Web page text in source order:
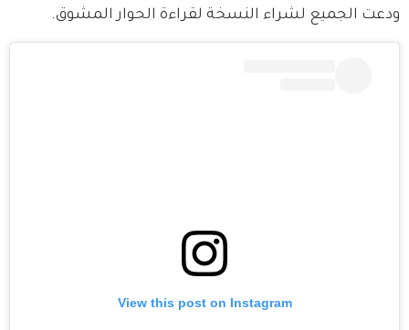
ودعت الجميع لشراء النسخة لقراءة الحوار المشوق.
View this post on Instagram